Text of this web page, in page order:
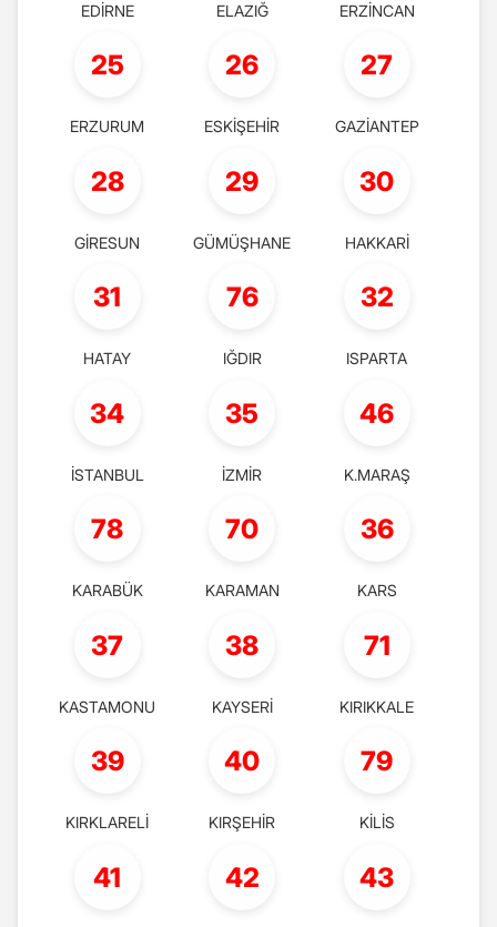
EDİRNE ELAZIĞ ERZİNCAN
25
ERZURUM
26
ESKİŞEHİR
27
GAZİANTEP
28
GİRESUN
29
GÜMÜŞHANE
30
HAKKARİ
31
HATAY
76
IĞDIR
32
ISPARTA
34
İSTANBUL
35
İZMİR
46
K.MARAŞ
78
KARABÜK
70
KARAMAN
36
KARS
37
KASTAMONU
38
KAYSERİ
71
KIRIKKALE
39
KIRKLARELİ
40
KIRŞEHİR
79
KİLİS
41 42 43